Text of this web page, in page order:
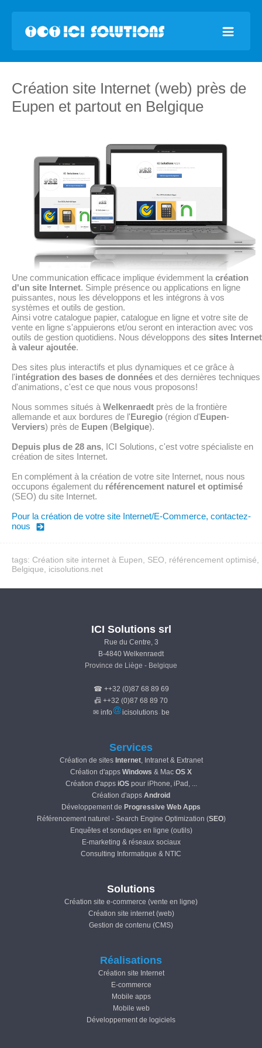
Création site Internet (web) près de
Eupen et partout en Belgique
Une communication efficace implique évidemment la création
d'un site Internet. Simple présence ou applications en ligne
puissantes, nous les développons et les intégrons à vos
systèmes et outils de gestion.
Ainsi votre catalogue papier, catalogue en ligne et votre site de
vente en ligne s'appuierons et/ou seront en interaction avec vos
outils de gestion quotidiens. Nous développons des sites Internet
à valeur ajoutée.
Des sites plus interactifs et plus dynamiques et ce grâce à
l'intégration des bases de données et des dernières techniques
d'animations, c'est ce que nous vous proposons!
Nous sommes situés à Welkenraedt près de la frontière
allemande et aux bordures de l'Euregio (région d'Eupen-
Verviers) près de Eupen (Belgique).
Depuis plus de 28 ans, ICI Solutions, c'est votre spécialiste en
création de sites Internet.
En complément à la création de votre site Internet, nous nous
occupons également du référencement naturel et optimisé
(SEO) du site Internet.
Pour la création de votre site Internet/E-Commerce, contactez-
nous
tags: Création site internet à Eupen, SEO, référencement optimisé,
Belgique, icisolutions.net
ICI Solutions srl
Rue du Centre, 3
B-4840 Welkenraedt
Province de Liège - Belgique
☎ ++32 (0)87 68 89 69
📠 ++32 (0)87 68 89 70
✉ info
icisolutions be
Services
Création de sites Internet, Intranet & Extranet
Création d'apps Windows & Mac OS X
Création d'apps iOSpour iPhone, iPad, ...
Création d'apps Android
Développement de Progressive Web Apps
Référencement naturel - Search Engine Optimization (SEO)
Enquêtes et sondages en ligne (outils)
E-marketing & réseaux sociaux
Consulting Informatique & NTIC
Solutions
Création site e-commerce (vente en ligne)
Création site internet (web)
Gestion de contenu (CMS)
Réalisations
Création site Internet
E-commerce
Mobile apps
Mobile web
Développement de logiciels